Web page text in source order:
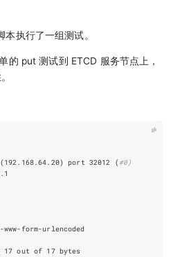
执行了一组测试。
的 put 测试到 ETCD 服务节点上，
(192.168.64.20) port 32012 (#0)
17 out of 17